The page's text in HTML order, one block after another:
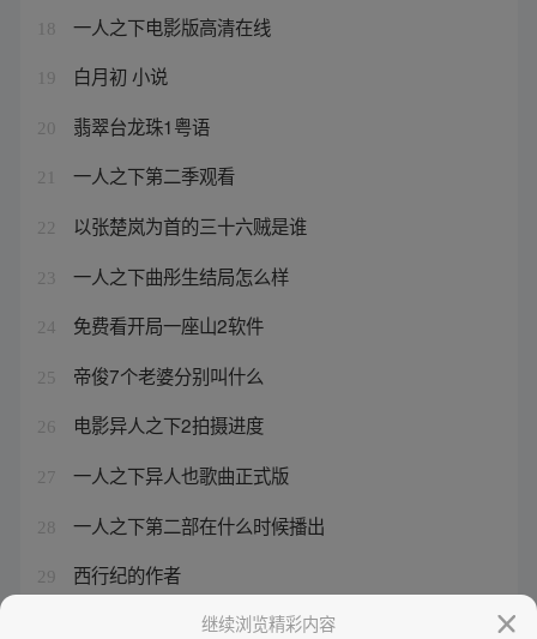
18 一人之下电影版高清在线
19 白月初 小说
20 翡翠台龙珠1粤语
21 一人之下第二季观看
22 以张楚岚为首的三十六贼是谁
23 一人之下曲彤生结局怎么样
24 免费看开局一座山2软件
25 帝俊7个老婆分别叫什么
26 电影异人之下2拍摄进度
27 一人之下异人也歌曲正式版
28 一人之下第二部在什么时候播出
29 西行纪的作者
继续浏览精彩内容